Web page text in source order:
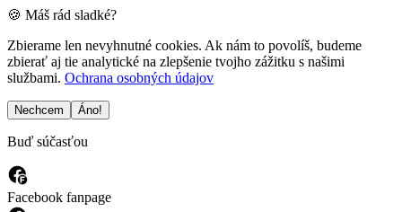
🍪 Máš rád sladké?
Zbierame len nevyhnutné cookies. Ak nám to povolíš, budeme
zbierať aj tie analytické na zlepšenie tvojho zážitku s našimi
službami. Ochrana osobných údajov
Nechcem Áno!
Buď súčasťou
Facebook fanpage